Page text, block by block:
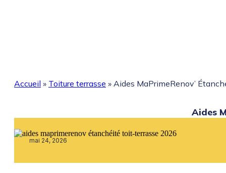
Accueil » Toiture terrasse » Aides MaPrimeRenov’
Aides
mai 24, 2026